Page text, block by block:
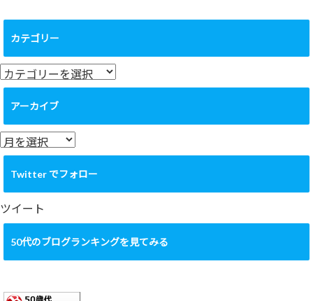
カテゴリー
カ
テ
リ
ー
アーカイブ
ア
ー
イ
ブ
Twitter でフォロー
ツイート
50代のブログランキングを見てみる